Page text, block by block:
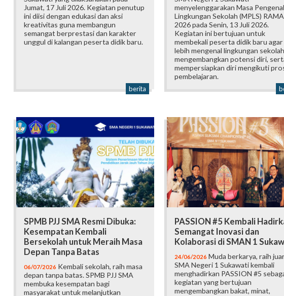
Jumat, 17 Juli 2026. Kegiatan penutup
ini diisi dengan edukasi dan aksi
kreativitas guna membangun
semangat berprestasi dan karakter
unggul di kalangan peserta didik baru.
berita
menyelenggarakan Masa
Lingkungan Sekolah (MPLS)
2026 pada Senin, 13 Juli 2026.
Kegiatan ini bertujuan untuk
membekali peserta didik baru agar
lebih mengenal lingkungan
mengembangkan potensi diri,
mempersiapkan diri mengikuti
pembelajaran.
SPMB PJJ SMA Resmi Dibuka:
Kesempatan Kembali
Bersekolah untuk Meraih Masa
Depan Tanpa Batas
06/07/2026 Kembali sekolah, raih masa
depan tanpa batas. SPMB PJJ SMA
membuka kesempatan bagi
masyarakat untuk melanjutkan
PASSION #5 Kembali
Semangat Inovasi dan
Kolaborasi di SMAN 1
24/06/2026 Muda berkarya, raih
SMA Negeri 1 Sukawati kembali
menghadirkan PASSION #5
kegiatan yang bertujuan
mengembangkan bakat, minat,